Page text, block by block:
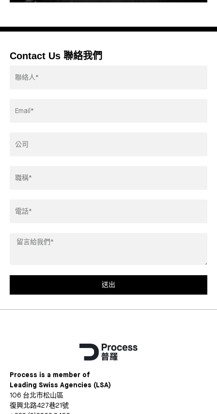
Contact Us 聯絡我們
Address*
Leave
message*
送出
Process is a member of
Leading Swiss Agencies (LSA)
106 台北市松山區
復興北路427巷21號